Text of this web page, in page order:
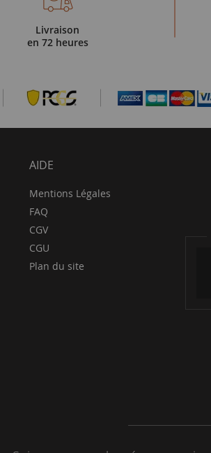
Livraison
en 72 heures
AIDE
Mentions Légales
FAQ
CGV
CGU
Plan du site